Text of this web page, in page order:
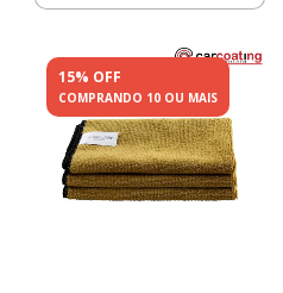
15% OFF
COMPRANDO 10 OU MAIS